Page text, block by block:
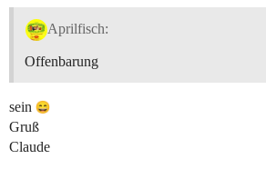
Aprilfisch:
Offenbarung
sein
Gruß
Claude